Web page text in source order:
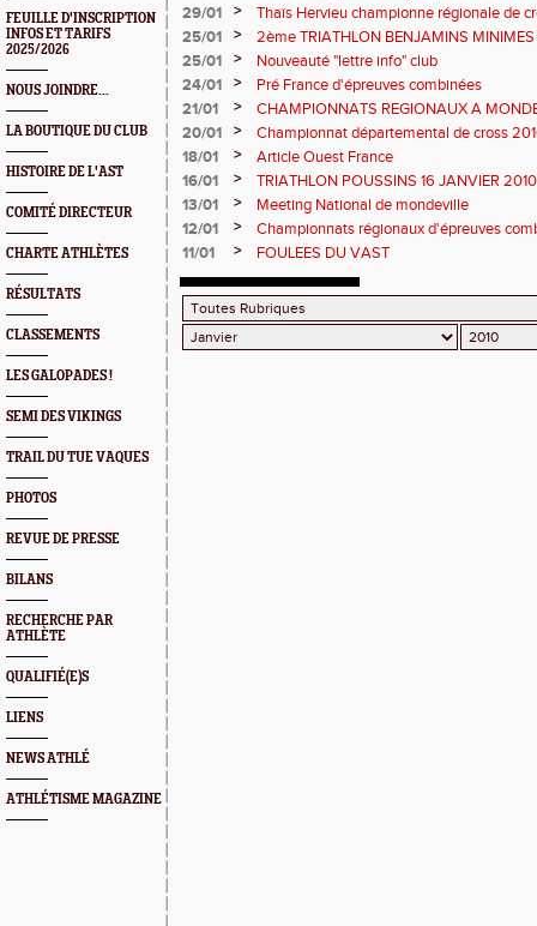
FEUILLE D'INSCRIPTION
INFOS ET TARIFS
2025/2026
NOUS JOINDRE...
LA BOUTIQUE DU CLUB
HISTOIRE DE L'AST
COMITÉ DIRECTEUR
CHARTE ATHLÈTES
RÉSULTATS
CLASSEMENTS
LES GALOPADES !
SEMI DES VIKINGS
TRAIL DU TUE VAQUES
PHOTOS
REVUE DE PRESSE
BILANS
RECHERCHE PAR
ATHLÈTE
QUALIFIÉ(E)S
LIENS
NEWS ATHLÉ
ATHLÉTISME MAGAZINE
29/01
>
Thaïs Hervieu championne régionale de
25/01
>
2ème TRIATHLON BENJAMINS
25/01
>
Nouveauté "lettre info" club
24/01
>
Pré France d'épreuves combinées
21/01
>
CHAMPIONNATS REGIONAUX A
20/01
>
Championnat départemental de cross
champions à Carentan
18/01 >
Article Ouest France
16/01
>
TRIATHLON POUSSINS 16 JANVIER 2010
13/01
>
Meeting National de mondeville
12/01
>
Championnats régionaux d'épreuves
11/01
> FOULEES DU VAST